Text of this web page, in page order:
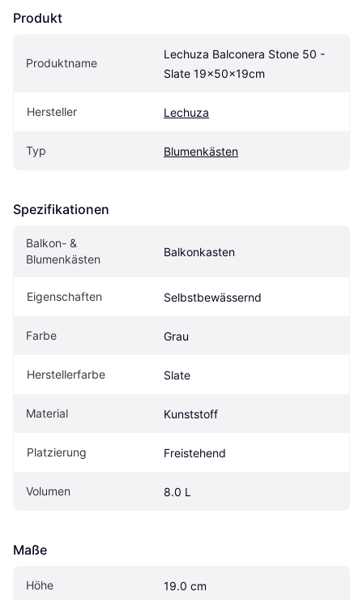
Produkt
Produktname
Lechuza Balconera Stone 50 -
Slate 19x50x19cm
Hersteller Lechuza
Typ Blumenkästen
Spezifikationen
Balkon- &
Blumenkästen
Balkonkasten
Eigen­schaften Selbstbewässernd
Farbe Grau
Herstellerfarbe Slate
Material Kunststoff
Platzierung Freistehend
Volumen 8.0 L
Maße
Höhe 19.0 cm